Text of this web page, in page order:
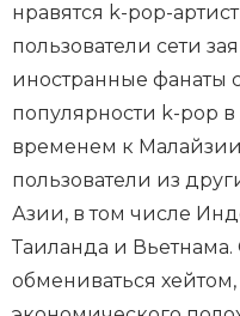
нравятся k-pop-
пользователи сети
иностранные фанаты
популярности k-pop в
временем к
пользователи из
Азии, в том числе
Таиланда и
обмениваться